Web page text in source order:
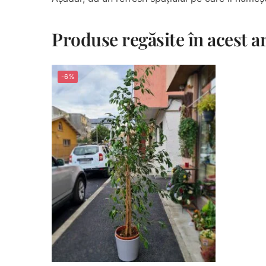
Produse regăsite în acest
-6%